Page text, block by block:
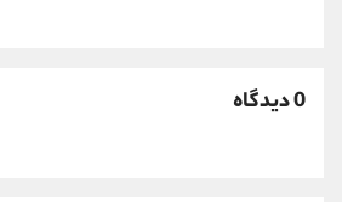
0 دیدگاه